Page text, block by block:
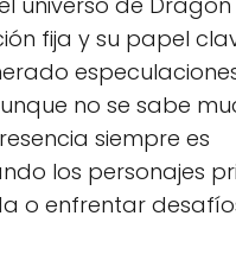
fija y su papel
no se sabe
siempre es
los personajes
o enfrentar